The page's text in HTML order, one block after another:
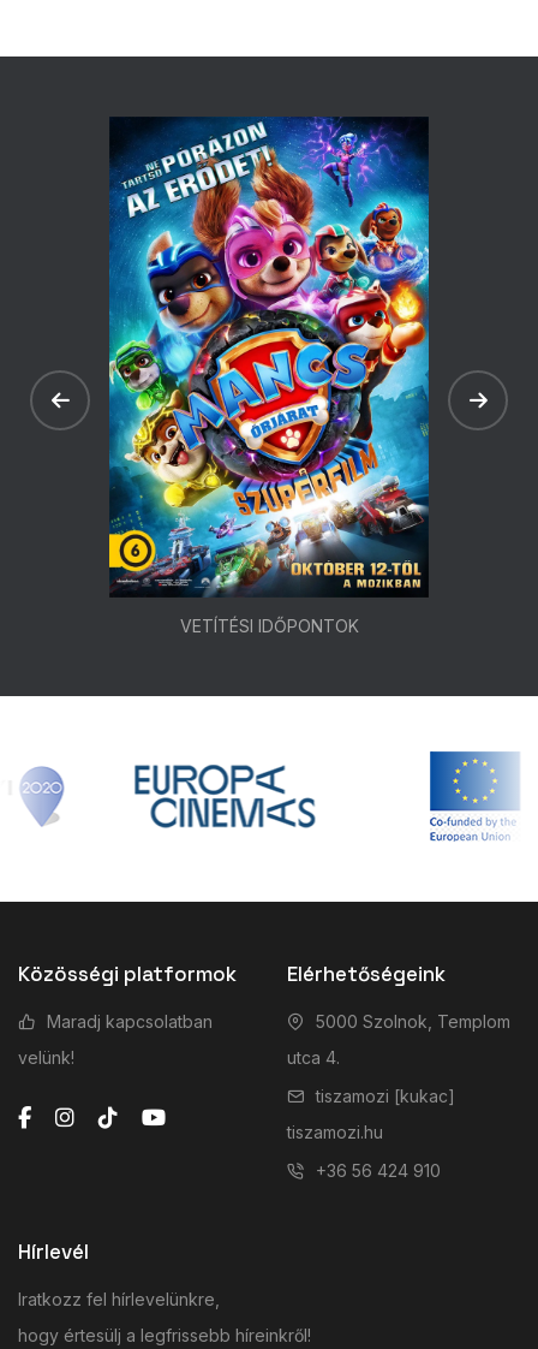
VETÍTÉSI IDŐPONTOK
Közösségi platformok
Maradj kapcsolatban
velünk!
Elérhetőségeink
5000 Szolnok, Templom
utca 4.
tiszamozi [kukac]
tiszamozi.hu
+36 56 424 910
Hírlevél
Iratkozz fel hírlevelünkre,
hogy értesülj a legfrissebb híreinkről!